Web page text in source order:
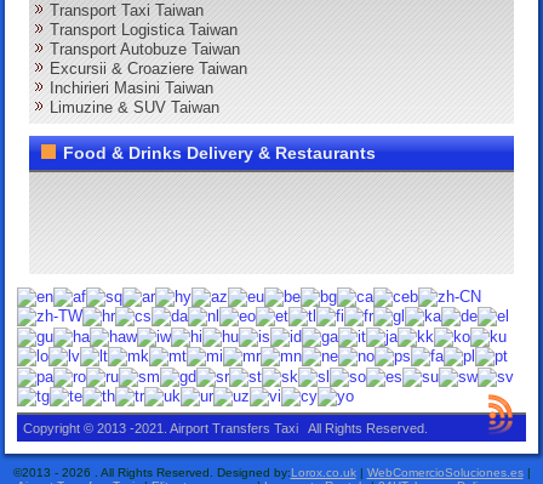
Transport Taxi Taiwan
Transport Logistica Taiwan
Transport Autobuze Taiwan
Excursii & Croaziere Taiwan
Inchirieri Masini Taiwan
Limuzine & SUV Taiwan
Food & Drinks Delivery & Restaurants
Copyright © 2013 -2021. Airport Transfers Taxi All Rights Reserved.
©2013 - 2026 . All Rights Reserved. Designed by:Lorox.co.uk| WebComercioSoluciones.es|